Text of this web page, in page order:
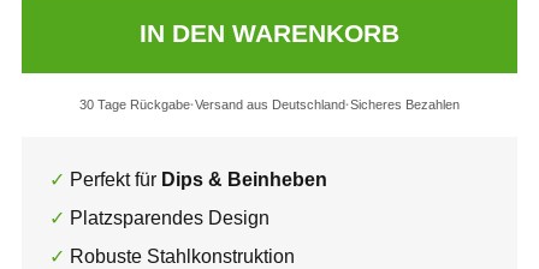
IN DEN WARENKORB
30 Tage Rückgabe Versand aus Deutschland Sicheres Bezahlen
Perfekt für Dips & Beinheben
Platzsparendes Design
Robuste Stahlkonstruktion